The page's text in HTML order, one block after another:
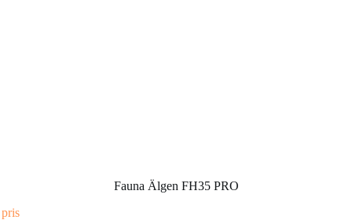
Fauna Älgen FH35 PRO